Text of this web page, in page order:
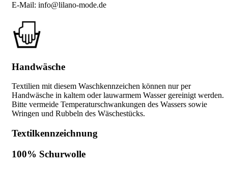
E-Mail: info@lilano-mode.de
Handwäsche
Textilien mit diesem Waschkennzeichen können nur per
Handwäsche in kaltem oder lauwarmem Wasser gereinigt werden.
Bitte vermeide Temperaturschwankungen des Wassers sowie
Wringen und Rubbeln des Wäschestücks.
Textilkennzeichnung
100% Schurwolle